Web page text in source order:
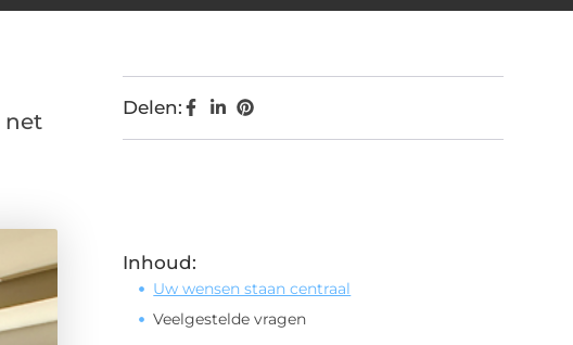
net
Delen:
Inhoud:
Uw wensen staan centraal
Veelgestelde vragen